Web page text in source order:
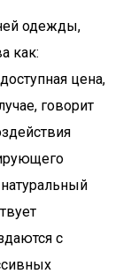
одежды,
как:
цена,
говорит
с